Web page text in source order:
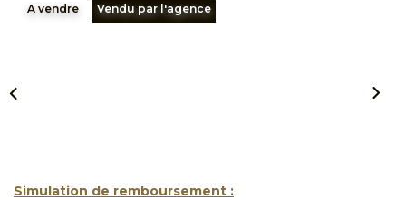
A vendre Vendu par l'agence
Simulation de remboursement :